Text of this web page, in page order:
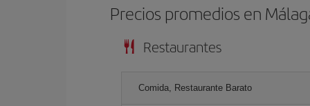
Precios promedios en
Restaurantes
Comida, Restaurante Barato